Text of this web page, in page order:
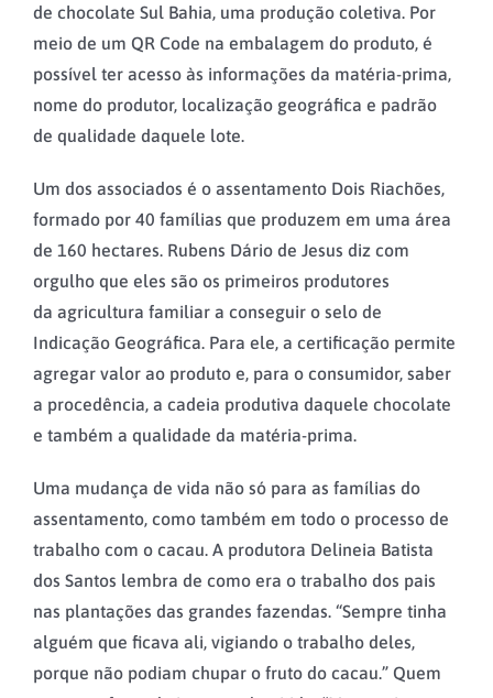
de chocolate Sul Bahia, uma produção coletiva. Por
meio de um QR Code na embalagem do produto, é
possível ter acesso às informações da matéria-prima,
nome do produtor, localização geográfica e padrão
de qualidade daquele lote.
Um dos associados é o assentamento Dois Riachões,
formado por 40 famílias que produzem em uma área
de 160 hectares. Rubens Dário de Jesus diz com
orgulho que eles são os primeiros produtores
da agricultura familiar a conseguir o selo de
Indicação Geográfica. Para ele, a certificação permite
agregar valor ao produto e, para o consumidor, saber
a procedência, a cadeia produtiva daquele chocolate
e também a qualidade da matéria-prima.
Uma mudança de vida não só para as famílias do
assentamento, como também em todo o processo de
trabalho com o cacau. A produtora Delineia Batista
dos Santos lembra de como era o trabalho dos pais
nas plantações das grandes fazendas. “Sempre tinha
alguém que ficava ali, vigiando o trabalho deles,
porque não podiam chupar o fruto do cacau.” Quem